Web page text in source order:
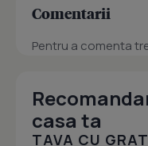
Comentarii
Pentru a comenta
casa ta
TAVA CU